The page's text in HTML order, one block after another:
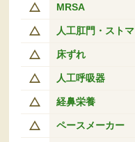
MRSA
人工肛門・ストマ
床ずれ
人工呼吸器
経鼻栄養
ペースメーカー